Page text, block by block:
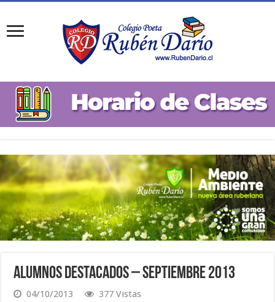
Alumnos Destacados – Septiembre 2013
04/10/2013 377 Vistas